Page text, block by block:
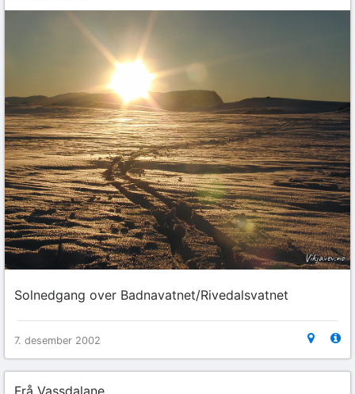
Solnedgang over Badnavatnet/Rivedalsvatnet
7. desember 2002